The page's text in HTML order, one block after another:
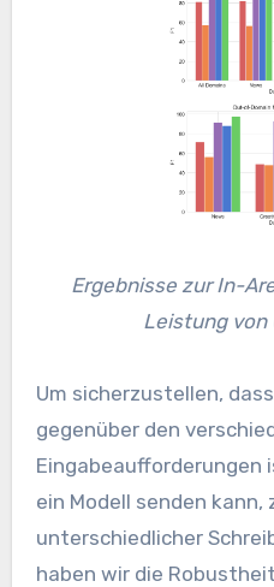
Ergebnisse zur In-
Leistung von
Um sicherzustellen,
gegenüber den
Eingabeaufforderungen
ein Modell senden kann,
unterschiedlicher
haben wir die